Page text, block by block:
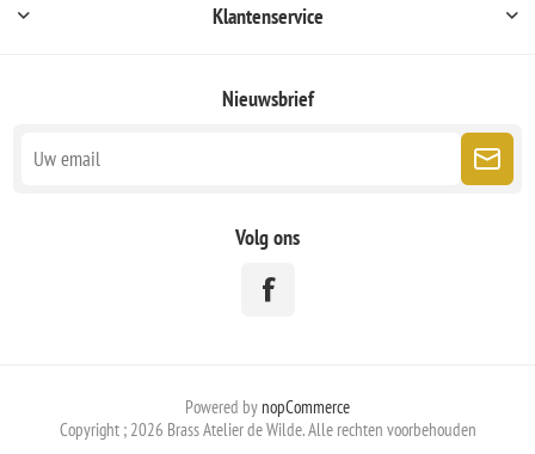
Klantenservice
Nieuwsbrief
Volg ons
Powered by nopCommerce
Copyright ; 2026 Brass Atelier de Wilde. Alle rechten voorbehouden